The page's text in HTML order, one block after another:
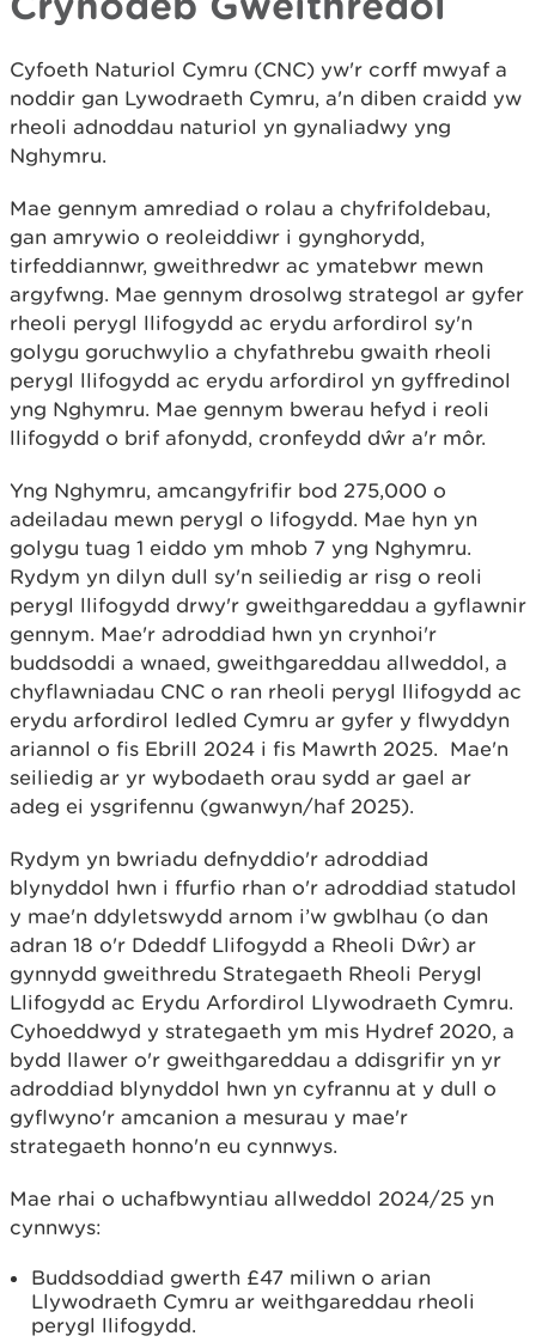
Cyfoeth Naturiol Cymru (CNC) yw'r corff mwyaf a
noddir gan Lywodraeth Cymru, a'n diben craidd yw
rheoli adnoddau naturiol yn gynaliadwy yng
Nghymru.
Mae gennym amrediad o rolau a chyfrifoldebau,
gan amrywio o reoleiddiwr i gynghorydd,
tirfeddiannwr, gweithredwr ac ymatebwr mewn
argyfwng. Mae gennym drosolwg strategol ar gyfer
rheoli perygl llifogydd ac erydu arfordirol sy'n
golygu goruchwylio a chyfathrebu gwaith rheoli
perygl llifogydd ac erydu arfordirol yn gyffredinol
yng Nghymru. Mae gennym bwerau hefyd i reoli
llifogydd o brif afonydd, cronfeydd dŵr a'r môr.
Yng Nghymru, amcangyfrifir bod 275,000 o
adeiladau mewn perygl o lifogydd. Mae hyn yn
golygu tuag 1 eiddo ym mhob 7 yng Nghymru.
Rydym yn dilyn dull sy'n seiliedig ar risg o reoli
perygl llifogydd drwy'r gweithgareddau a gyflawnir
gennym. Mae'r adroddiad hwn yn crynhoi'r
buddsoddi a wnaed, gweithgareddau allweddol, a
chyflawniadau CNC o ran rheoli perygl llifogydd ac
erydu arfordirol ledled Cymru ar gyfer y flwyddyn
ariannol o fis Ebrill 2024 i fis Mawrth 2025. Mae'n
seiliedig ar yr wybodaeth orau sydd ar gael ar
adeg ei ysgrifennu (gwanwyn/haf 2025).
Rydym yn bwriadu defnyddio'r adroddiad
blynyddol hwn i ffurfio rhan o'r adroddiad statudol
y mae'n ddyletswydd arnom i’w gwblhau (o dan
adran 18 o'r Ddeddf Llifogydd a Rheoli Dŵr) ar
gynnydd gweithredu Strategaeth Rheoli Perygl
Llifogydd ac Erydu Arfordirol Llywodraeth Cymru.
Cyhoeddwyd y strategaeth ym mis Hydref 2020, a
bydd llawer o'r gweithgareddau a ddisgrifir yn yr
adroddiad blynyddol hwn yn cyfrannu at y dull o
gyflwyno'r amcanion a mesurau y mae'r
strategaeth honno'n eu cynnwys.
Mae rhai o uchafbwyntiau allweddol 2024/25 yn
cynnwys:
Buddsoddiad gwerth £47 miliwn o arian
Llywodraeth Cymru ar weithgareddau rheoli
perygl llifogydd.